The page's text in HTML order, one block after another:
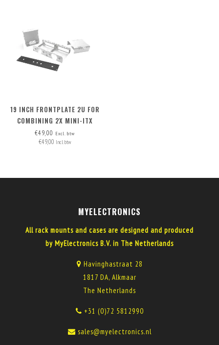
19 INCH FRONTPLATE 2U FOR
COMBINING 2X MINI-ITX
DESKTOP CASE TO 1 DUAL
MINI-ITX CASE/RACKMOUNT
€49,00 Excl. btw
€49,00 Incl. btw
MYELECTRONICS
All rack mounts and cases are designed and produced
by MyElectronics B.V. in The Netherlands
Havinghastraat 28
1817 DA, Alkmaar
The Netherlands
+31 (0)72 5812990
sales@myelectronics.nl